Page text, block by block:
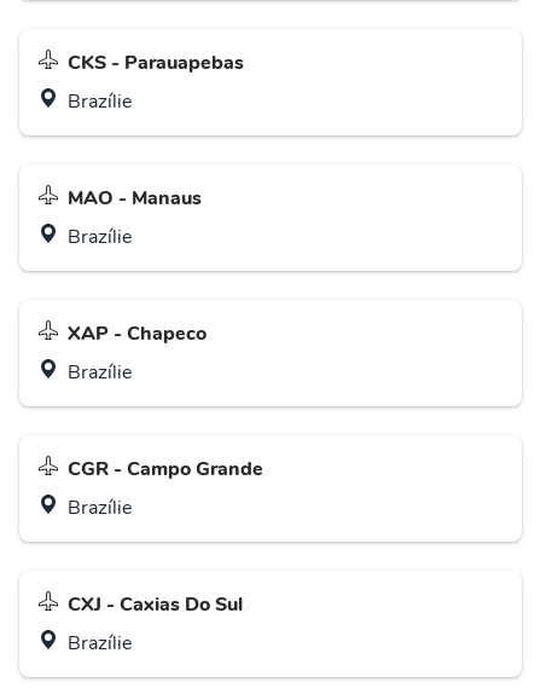
CKS - Parauapebas
Brazílie
MAO - Manaus
Brazílie
XAP - Chapeco
Brazílie
CGR - Campo Grande
Brazílie
CXJ - Caxias Do Sul
Brazílie